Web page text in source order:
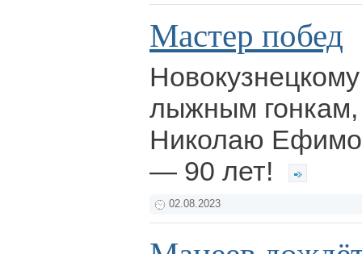
Мастер побед
лыжным гонкам,
Николаю
— 90 лет!
02.08.2023